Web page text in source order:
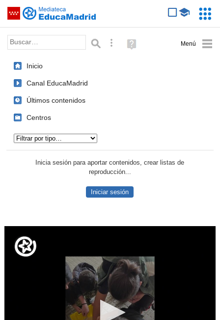
Saltar navegación
Palabra o frase: Búsqueda avanzada
Ayuda
(en
Inicio
Canal EducaMadrid
Últimos contenidos
Centros
Inicia sesión para aportar contenidos, crear listas de
reproducción...
Iniciar sesión